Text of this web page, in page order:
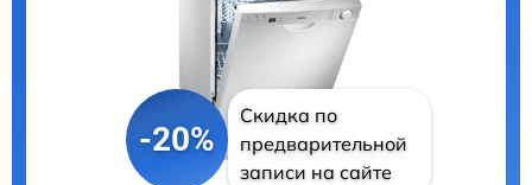
-20%
Скидка по
предварительной
записи на сайте